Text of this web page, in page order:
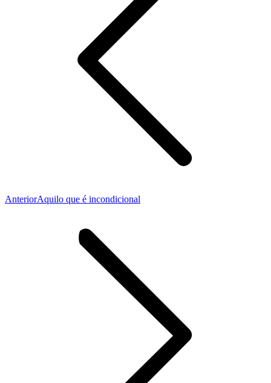
AnteriorPublicação
Aquilo que é incondicional